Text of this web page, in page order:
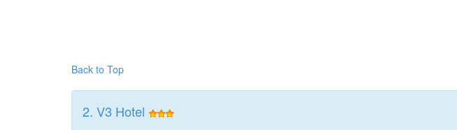
Back to Top
2. V3 Hotel